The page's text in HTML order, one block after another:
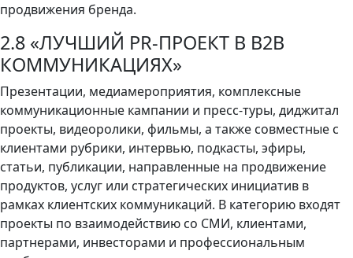
продвижения бренда.
2.8 «ЛУЧШИЙ PR-ПРОЕКТ В B2B
КОММУНИКАЦИЯХ»
Презентации, медиамероприятия, комплексные
коммуникационные кампании и пресс-туры, диджитал
проекты, видеоролики, фильмы, а также совместные с
клиентами рубрики, интервью, подкасты, эфиры,
статьи, публикации, направленные на продвижение
продуктов, услуг или стратегических инициатив в
рамках клиентских коммуникаций. В категорию входят
проекты по взаимодействию со СМИ, клиентами,
партнерами, инвесторами и профессиональным